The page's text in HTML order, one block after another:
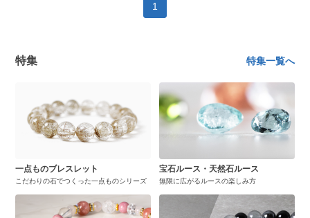
1
特集 特集一覧へ
一点ものブレスレット
こだわりの石でつくった一点ものシリーズ
宝石ルース・天然石ルース
無限に広がるルースの楽しみ方